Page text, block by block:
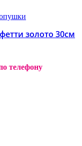
золото 30см
телефону